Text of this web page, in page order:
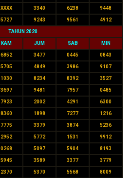
XXXX 3340 6238 9448
5727 9243 9561 4912
TAHUN 2020
KAM JUM SAB MIN
6852 3477 0445 0843
5705 4849 3986 9107
1030 8234 8392 3527
3697 9481 7957 0485
7923 2002 4291 6300
8360 1898 7277 1216
7775 3379 3874 5236
2952 5772 1531 9912
0268 5097 5904 8193
5945 3589 3377 3779
2370 5370 5568 8009